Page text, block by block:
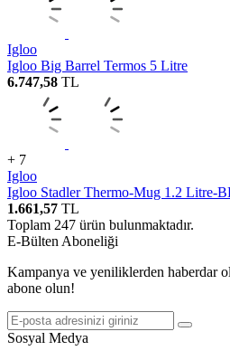
Igloo
Igloo Big Barrel Termos 5 Litre
6.747,58 TL
+ 7
Igloo
Igloo Stadler Thermo-Mug 1.2 Litre-
1.661,57 TL
Toplam 247 ürün bulunmaktadır.
E-Bülten Aboneliği
Kampanya ve yeniliklerden haberdar
abone olun!
Sosyal Medya